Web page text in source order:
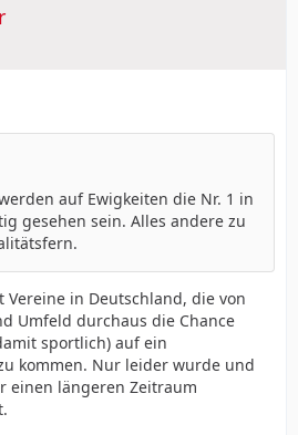
auf Ewigkeiten die Nr. 1 in
gesehen sein. Alles andere zu
Vereine in Deutschland, die von
Umfeld durchaus die Chance
sportlich) auf ein
kommen. Nur leider wurde und
einen längeren Zeitraum